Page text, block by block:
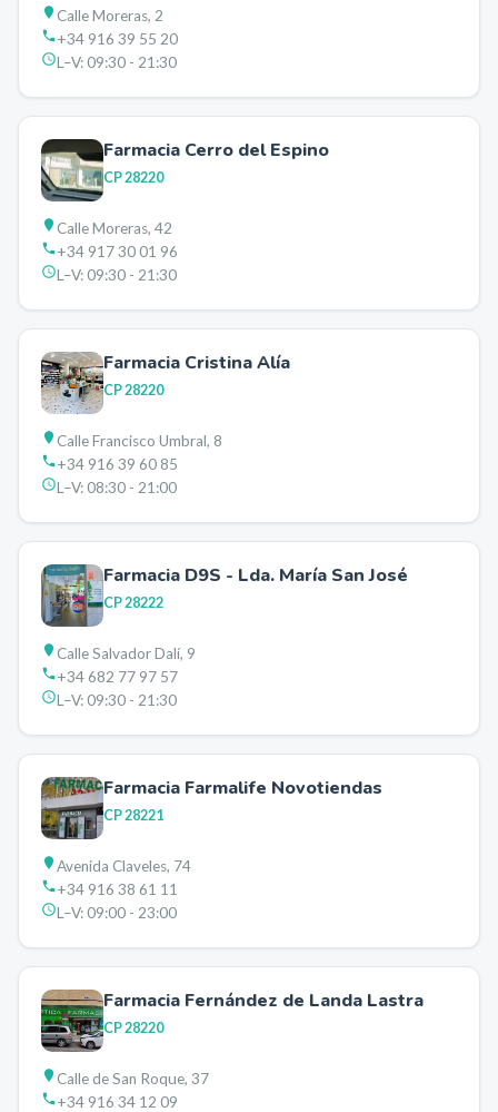
Calle Moreras, 2
+34 916 39 55 20
L–V:09:30 - 21:30
Farmacia Cerro del Espino
CP28220
Calle Moreras, 42
+34 917 30 01 96
L–V:09:30 - 21:30
Farmacia Cristina Alía
CP28220
Calle Francisco Umbral, 8
+34 916 39 60 85
L–V:08:30 - 21:00
Farmacia D9S - Lda. María San José
CP28222
Calle Salvador Dalí, 9
+34 682 77 97 57
L–V:09:30 - 21:30
Farmacia Farmalife Novotiendas
CP28221
Avenida Claveles, 74
+34 916 38 61 11
L–V:09:00 - 23:00
Farmacia Fernández de Landa Lastra
CP28220
Calle de San Roque, 37
+34 916 34 12 09